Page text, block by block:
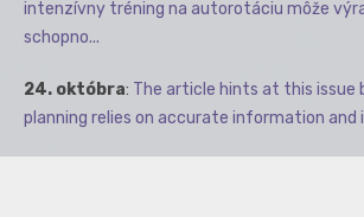
intenzívny tréning na autorotáciu môže
schopno...
24. októbra: The article hints at this issue
planning relies on accurate information and